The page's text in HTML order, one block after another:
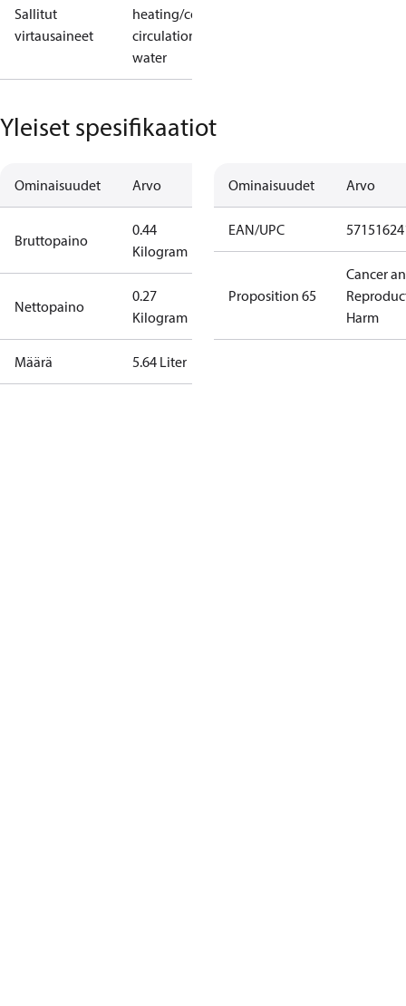
Sallitut
virtausaineet
heating/cooling
circulation
water
Yleiset spesifikaatiot
Ominaisuudet Arvo
Bruttopaino
0.44
Kilogram
Nettopaino
0.27
Kilogram
Määrä 5.64 Liter
Ominaisuudet Arvo
EAN/UPC
Proposition 65
Cancer
Harm